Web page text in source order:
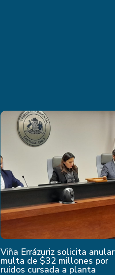
Viña Errázuriz solicita anular
multa de $32 millones por
ruidos cursada a planta